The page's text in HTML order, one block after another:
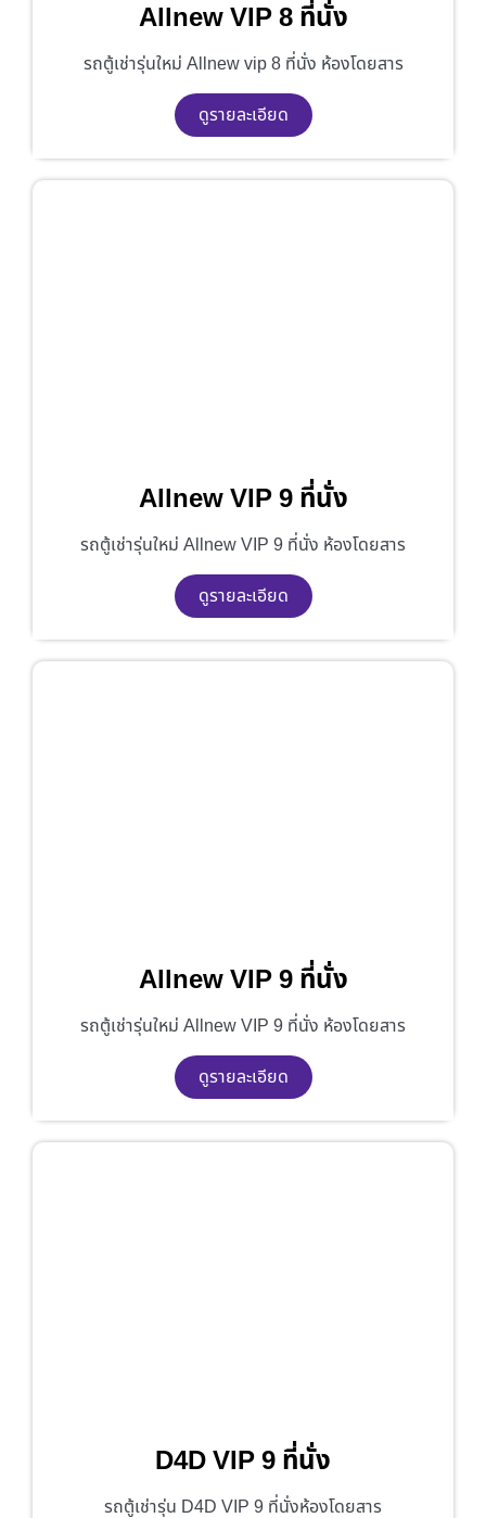
Allnew VIP 8 ที่นั่ง
รถตู้เช่ารุ่นใหม่ Allnew vip 8 ที่นั่ง ห้องโดยสาร
ดูรายละเอียด
Allnew VIP 9 ที่นั่ง
รถตู้เช่ารุ่นใหม่ Allnew VIP 9 ที่นั่ง ห้องโดยสาร
ดูรายละเอียด
Allnew VIP 9 ที่นั่ง
รถตู้เช่ารุ่นใหม่ Allnew VIP 9 ที่นั่ง ห้องโดยสาร
ดูรายละเอียด
D4D VIP 9 ที่นั่ง
รถตู้เช่ารุ่น D4D VIP 9 ที่นั่งห้องโดยสาร